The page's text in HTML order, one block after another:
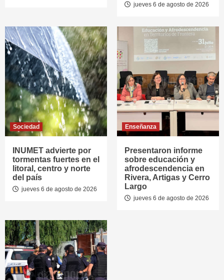
jueves 6 de agosto de 2026
Sociedad
INUMET advierte por
tormentas fuertes en el
litoral, centro y norte
del país
jueves 6 de agosto de 2026
Enseñanza
Presentaron informe
sobre educación y
afrodescendencia en
Rivera, Artigas y Cerro
Largo
jueves 6 de agosto de 2026